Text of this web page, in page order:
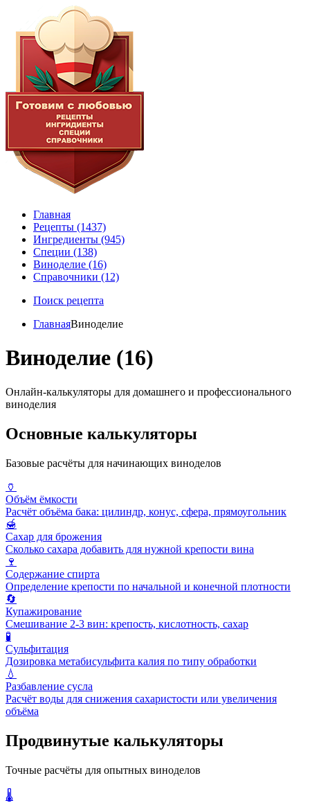
Главная
Рецепты (1437)
Ингредиенты (945)
Специи (138)
Виноделие (16)
Справочники (12)
Поиск рецепта
ГлавнаяВиноделие
Виноделие (16)
Онлайн-калькуляторы для домашнего и профессионального
виноделия
Основные калькуляторы
Базовые расчёты для начинающих виноделов
🏺
Объём ёмкости
Расчёт объёма бака: цилиндр, конус, сфера, прямоугольник
🍯
Сахар для брожения
Сколько сахара добавить для нужной крепости вина
🍷
Содержание спирта
Определение крепости по начальной и конечной плотности
🔄
Купажирование
Смешивание 2-3 вин: крепость, кислотность, сахар
🧪
Сульфитация
Дозировка метабисульфита калия по типу обработки
💧
Разбавление сусла
Расчёт воды для снижения сахаристости или увеличения
объёма
Продвинутые калькуляторы
Точные расчёты для опытных виноделов
🌡